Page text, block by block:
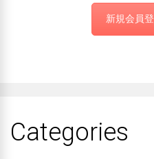
新規会員
Categories